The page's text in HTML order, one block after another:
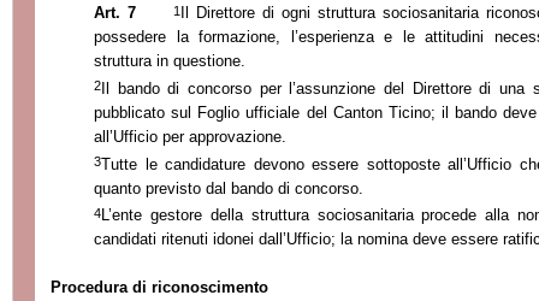
Art. 7 1
Il Direttore di ogni struttura sociosanitaria
possedere la formazione, l’esperienza e le attitudini
struttura in questione.
2
Il bando di concorso per l’assunzione del Direttore di una
pubblicato sul Foglio ufficiale del Canton Ticino; il bando
all’Ufficio per approvazione.
3Tutte le candidature devono essere sottoposte all’Ufficio
quanto previsto dal bando di concorso.
4L’ente gestore della struttura sociosanitaria procede alla
candidati ritenuti idonei dall’Ufficio; la nomina deve essere
Procedura di riconoscimento